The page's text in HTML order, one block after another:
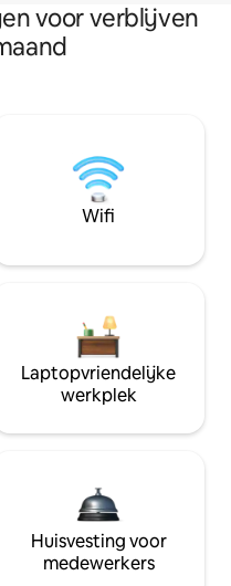
voor verblijven
Wifi
Laptopvriendelijke
werkplek
Huisvesting voor
medewerkers